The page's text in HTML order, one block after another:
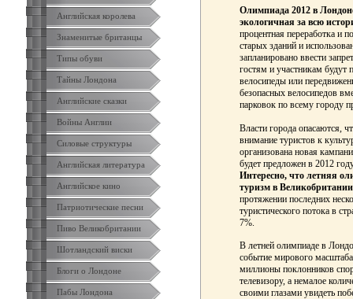
Английская королева
Знаменитые британцы
Типы обуви
Тайны Лондона
Английские сказки
Войны Англии
Силовые структуры
Английская литература
Английское кино
Патриотические песни
Пиво Великобритании
Шотландский виски
Блоги о Лондоне
Пабы Лондона
Олимпиада 2012 в
экологичная за всю
процентная переработка и
старых зданий и
запланировано ввести
гостям и участникам будут
велосипеды или
безопасных велосипедов
парковок по всему городу
Власти города опасаются,
внимание туристов к
организована новая
будет предложен в 2012
Интересно, что летняя
туризм в
протяжении последних
туристического потока в
7%.
В летней олимпиаде в
событие мирового
миллионы поклонников
телевизору, а немалое
своими глазами увидеть